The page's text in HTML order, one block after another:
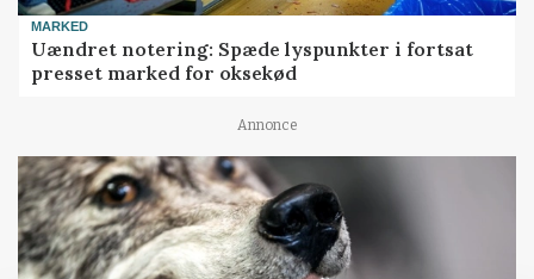
MARKED
Uændret notering: Spæde lyspunkter i fortsat
presset marked for oksekød
Annonce